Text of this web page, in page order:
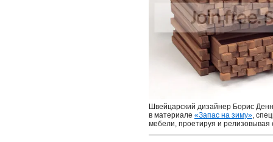
Швейцарский дизайнер Борис
в материале «Запас на зиму»,
мебели, проетируя и